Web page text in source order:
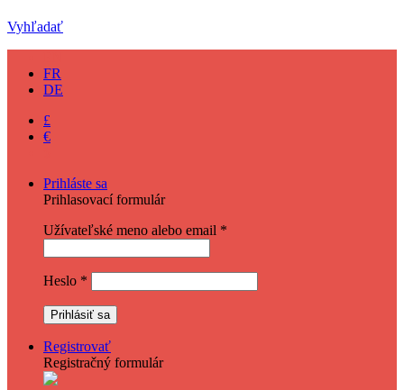
Vyhľadať
FR
DE
£
€
Prihláste sa
Prihlasovací formulár
Užívateľské meno alebo email *
Heslo *
Registrovať
Registračný formulár